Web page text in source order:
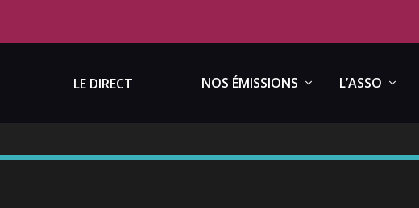
LE DIRECT NOS ÉMISSIONS L’ASSO